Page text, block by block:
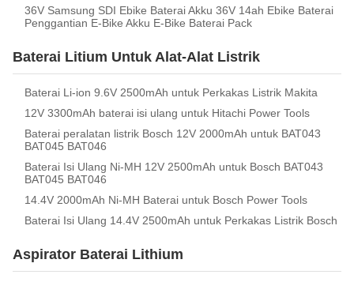
36V Samsung SDI Ebike Baterai Akku 36V 14ah Ebike Baterai
Penggantian E-Bike Akku E-Bike Baterai Pack
Baterai Litium Untuk Alat-Alat Listrik
Baterai Li-ion 9.6V 2500mAh untuk Perkakas Listrik Makita
12V 3300mAh baterai isi ulang untuk Hitachi Power Tools
Baterai peralatan listrik Bosch 12V 2000mAh untuk BAT043
BAT045 BAT046
Baterai Isi Ulang Ni-MH 12V 2500mAh untuk Bosch BAT043
BAT045 BAT046
14.4V 2000mAh Ni-MH Baterai untuk Bosch Power Tools
Baterai Isi Ulang 14.4V 2500mAh untuk Perkakas Listrik Bosch
Aspirator Baterai Lithium